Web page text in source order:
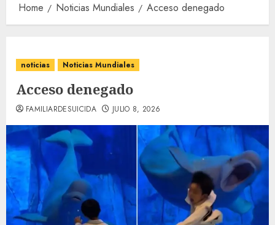
Home Noticias Mundiales Acceso denegado
noticias Noticias Mundiales
Acceso denegado
FAMILIARDESUICIDA JULIO 8, 2026